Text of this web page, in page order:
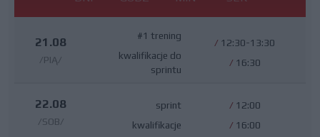
21.08
/PIĄ/
#1 trening
kwalifikacje do
sprintu
/ 12:30-13:30
/ 16:30
22.08
/SOB/
sprint
kwalifikacje
/ 12:00
/ 16:00